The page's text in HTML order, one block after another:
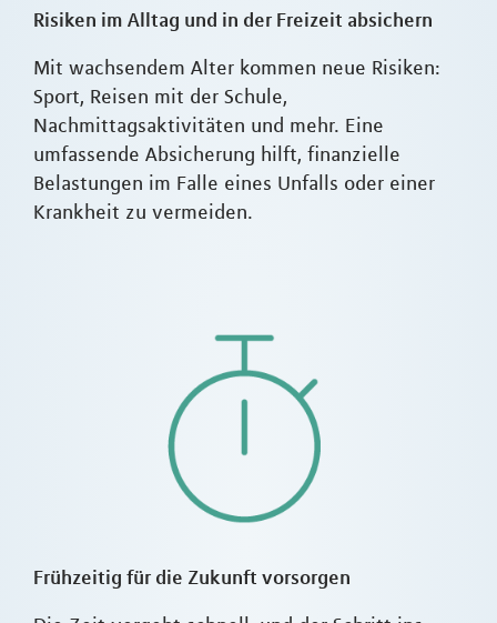
Risiken im Alltag und in der Freizeit absichern
Mit wachsendem Alter kommen neue Risiken:
Sport, Reisen mit der Schule,
Nachmittagsaktivitäten und mehr. Eine
umfassende Absicherung hilft, finanzielle
Belastungen im Falle eines Unfalls oder einer
Krankheit zu vermeiden.
Frühzeitig für die Zukunft vorsorgen